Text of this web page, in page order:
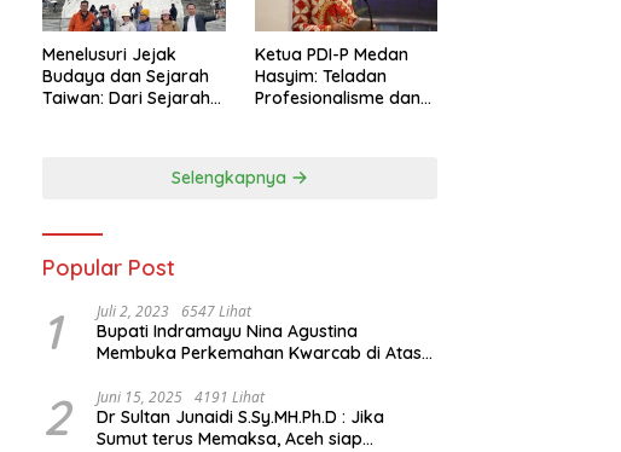
Menelusuri Jejak
Budaya dan Sejarah
Taiwan: Dari Sejarah
Sejarah Chiang Kai-
Ketua PDI-P Medan
Hasyim: Teladan
Profesionalisme dan
Selengkapnya
Popular Post
1 Juli 2, 2023 6547 Lihat
Bupati Indramayu Nina Agustina
Membuka Perkemahan Kwarcab di Atas
2 Juni 15, 2025 4191 Lihat
Dr Sultan Junaidi S.Sy.MH.Ph.D : Jika
Sumut terus Memaksa, Aceh siap